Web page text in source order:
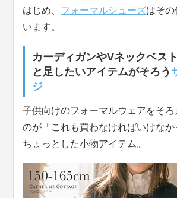
はじめ、 フォーマルシューズはその
います。
カーディガンやVネックベス
と足したいアイテムがそろう
ジ
子供向けのフォーマルウェアをそろ
のが「これも買わなければいけな
ちょっとした小物アイテム。